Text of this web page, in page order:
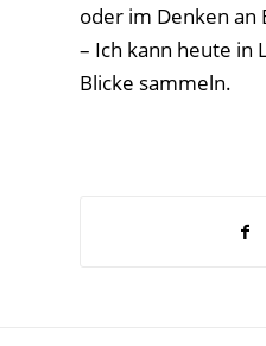
oder im Denken an
– Ich kann heute in
Blicke sammeln.